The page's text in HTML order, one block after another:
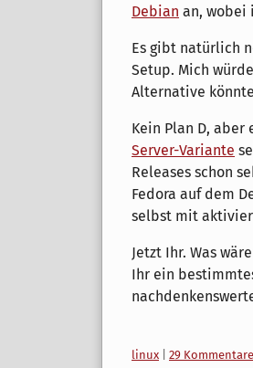
Debian an, wobei
Es gibt natürlich
Setup. Mich
Alternative
Kein Plan D,
Server-Variante
Releases schon
Fedora auf dem
selbst mit
Jetzt Ihr. Was
Ihr ein
Kategorien:
linux 29 Kommentare